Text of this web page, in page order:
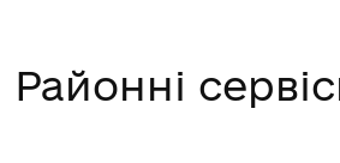
Районні